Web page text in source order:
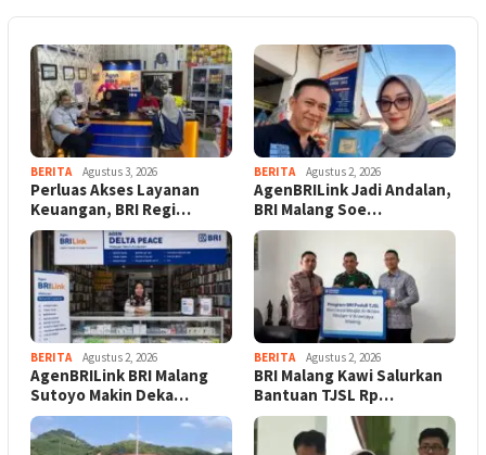
BERITA Agustus 3, 2026
Perluas Akses Layanan
Keuangan, BRI Regi…
BERITA Agustus 2, 2026
AgenBRILink Jadi Andalan,
BRI Malang Soe…
BERITA Agustus 2, 2026
AgenBRILink BRI Malang
Sutoyo Makin Deka…
BERITA Agustus 2, 2026
BRI Malang Kawi Salurkan
Bantuan TJSL Rp…